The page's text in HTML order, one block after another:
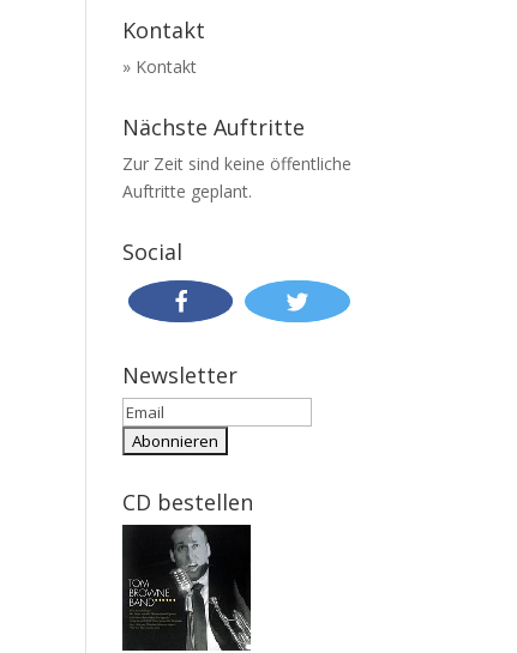
Kontakt
» Kontakt
Nächste Auftritte
Zur Zeit sind keine öffentliche
Auftritte geplant.
Social
Newsletter
CD bestellen